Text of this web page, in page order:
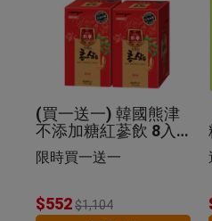
(買一送一) 韓國熊津
不添加糖紅蔘飲 8入
组
限時買一送一
$552$1,104